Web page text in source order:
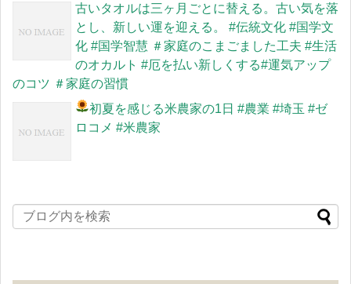
古いタオルは三ヶ月ごとに替える。古い気を落
とし、新しい運を迎える。 #伝統文化 #国学文
化 #国学智慧 ＃家庭のこまごました工夫 #生活
のオカルト #厄を払い新しくする#運気アップ
のコツ ＃家庭の習慣
初夏を感じる米農家の1日 #農業 #埼玉 #ゼ
ロコメ #米農家